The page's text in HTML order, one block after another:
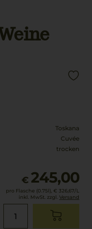
Toskana
Cuvée
trocken
€ 245,00
pro Flasche (0.75l), € 326,67/L
inkl. MwSt. zzgl. Versand